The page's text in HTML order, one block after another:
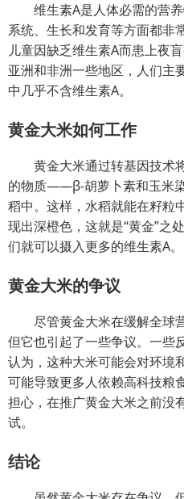
维生素A是人体必需的营
系统、生长和发育等方面都非
儿童因缺乏维生素A而患上夜
亚洲和非洲一些地区，人们主
中几乎不含维生素A。
黄金大米如何工作
黄金大米通过转基因技术
的物质——β-胡萝卜素和玉米
稻中。这样，水稻就能在籽粒
现出深橙色，这就是“黄金”之
们就可以摄入更多的维生素A。
黄金大米的争议
尽管黄金大米在缓解全球
但它也引起了一些争议。一些
认为，这种大米可能会对环境
可能导致更多人依赖高科技粮
担心，在推广黄金大米之前没
试。
结论